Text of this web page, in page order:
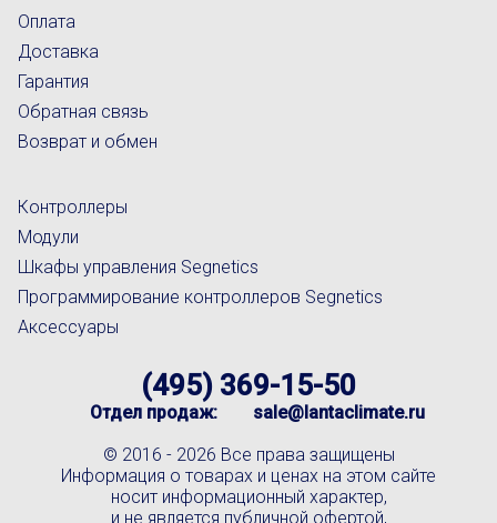
Оплата
Доставка
Гарантия
Обратная связь
Возврат и обмен
Контроллеры
Модули
Шкафы управления Segnetics
Программирование контроллеров Segnetics
Аксессуары
(495) 369-15-50
Отдел продаж: sale@lantaclimate.ru
© 2016 - 2026 Все права защищены
Информация о товарах и ценах на этом сайте
носит информационный характер,
и не является публичной офертой,